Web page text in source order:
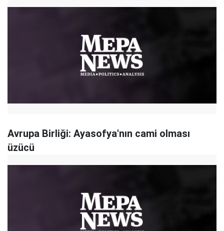
Avrupa Birliği: Ayasofya'nın cami olması
üzücü